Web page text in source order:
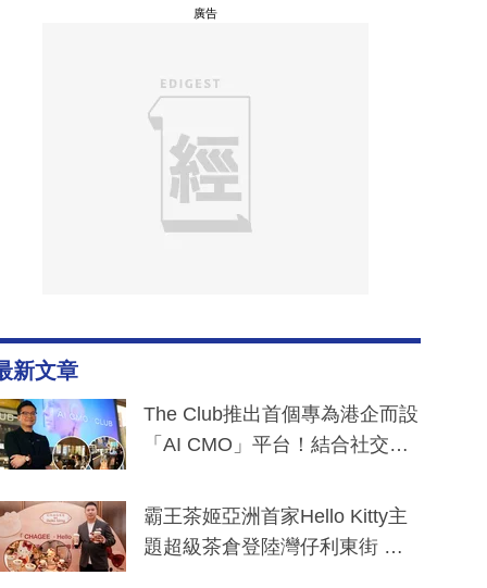
廣告
新文章
The Club推出首個專為港企而設
「AI CMO」平台！結合社交聆
分鐘生成「貼地」宣傳短片
霸王茶姬亞洲首家Hello Kitty主
題超級茶倉登陸灣仔利東街 推